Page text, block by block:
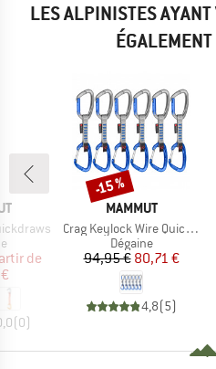
LES ALPINISTES
group
réduit
de
(0)
MARQUE
MAMMUT
Article
Crag Keylock Wire Quickdraws
Product group
Dégaine
Prix
94,95 €Prix réduit
80,71 €
4,8(5)
Remise
-15 %